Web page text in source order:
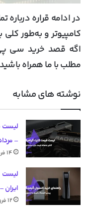
اگه قصد خرید سی پی
مطلب با ما همراه
نوشته های مشابه
لیست
– مرداد
۱۴ فروردین ۱۴۰۵
لیست
ایران –
۱۲ فروردین ۱۴۰۵